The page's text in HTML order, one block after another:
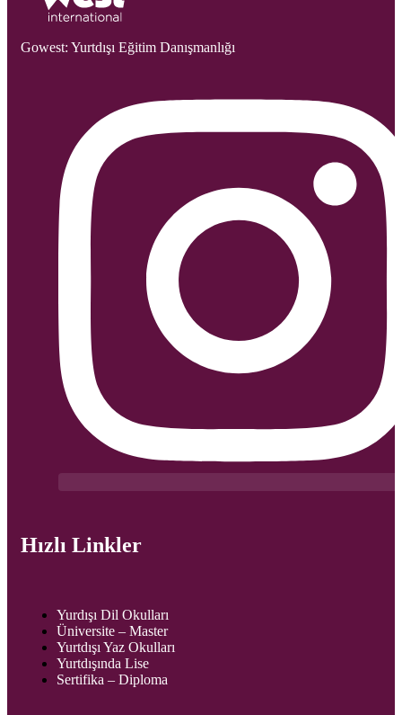
Gowest: Yurtdışı Eğitim Danışmanlığı
Hızlı Linkler
Yurdışı Dil Okulları
Üniversite – Master
Yurtdışı Yaz Okulları
Yurtdışında Lise
Sertifika – Diploma